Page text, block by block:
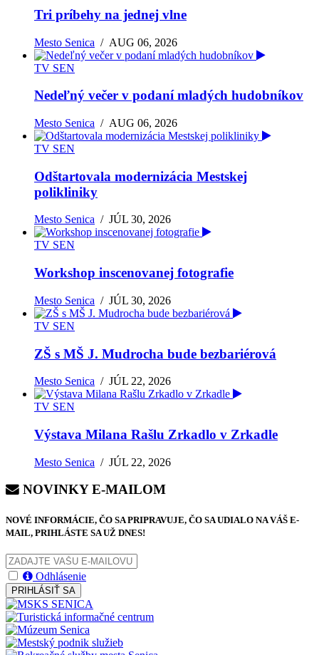
Tri príbehy na jednej vlne
Mesto Senica /AUG 06, 2026
TV SEN
Nedeľný večer v podaní mladých hudobníkov
Mesto Senica /AUG 06, 2026
TV SEN
Odštartovala modernizácia Mestskej
polikliniky
Mesto Senica /JÚL 30, 2026
TV SEN
Workshop inscenovanej fotografie
Mesto Senica /JÚL 30, 2026
TV SEN
ZŠ s MŠ J. Mudrocha bude bezbariérová
Mesto Senica /JÚL 22, 2026
TV SEN
Výstava Milana Rašlu Zrkadlo v Zrkadle
Mesto Senica /JÚL 22, 2026
NOVINKY E-MAILOM
NOVÉ INFORMÁCIE, ČO SA PRIPRAVUJE, ČO SA UDIALO NA VÁŠ E-
MAIL, PRIHLÁSTE SA UŽ DNES!
Odhlásenie
PRIHLÁSIŤ SA